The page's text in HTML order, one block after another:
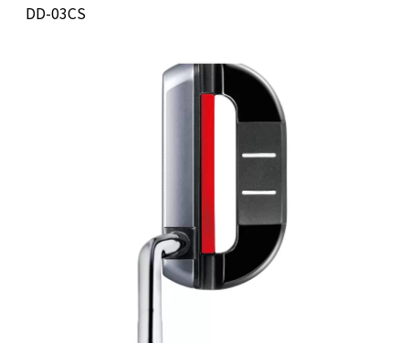
DD-03CS